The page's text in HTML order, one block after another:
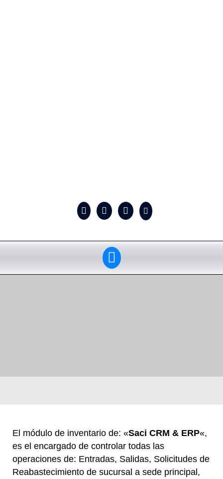
El módulo de inventario de: «Saci CRM & ERP«,
es el encargado de controlar todas las
operaciones de: Entradas, Salidas, Solicitudes de
Reabastecimiento de sucursal a sede principal,